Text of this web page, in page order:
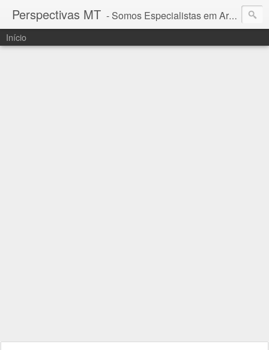
Perspectivas MT - Somos Especialistas em Araguaia - Mato Grosso
Início